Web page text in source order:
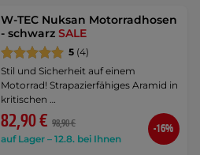
W-TEC Nuksan Motorradhosen
- schwarzSALE
5 (4)
Stil und Sicherheit auf einem
Motorrad! Strapazierfähiges Aramid in
kritischen …
82,90 € 98,90 €
auf Lager – 12.8. bei Ihnen
-16%